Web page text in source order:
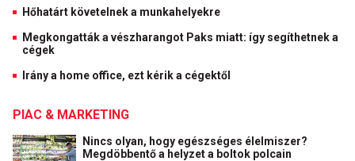
Hőhatárt követelnek a munkahelyekre
Megkongatták a vészharangot Paks miatt: így segíthetnek a
cégek
Irány a home office, ezt kérik a cégektől
PIAC & MARKETING
Nincs olyan, hogy egészséges élelmiszer?
Megdöbbentő a helyzet a boltok polcain